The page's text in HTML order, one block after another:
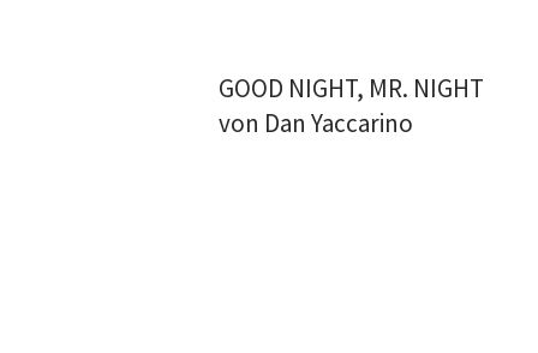
GOOD NIGHT, MR. NIGHT
von Dan Yaccarino